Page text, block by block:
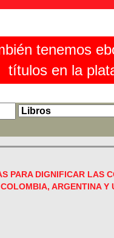
tenemos
títulos en la
PARA DIGNIFICAR LAS
ARGENTINA Y